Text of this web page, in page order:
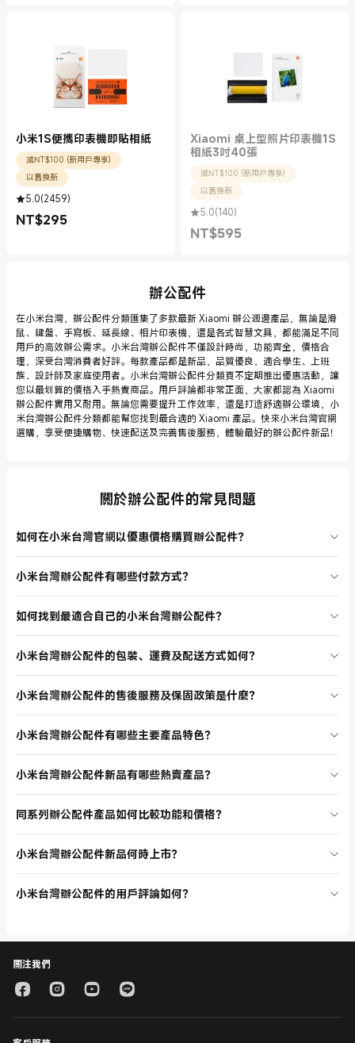
小米1S便攜印表機即貼相紙
減NT$100 (新用戶專享)
以舊換新
5.0(2459)
NT$295
現價 NT$295.00
Xiaomi 桌上型照片印表機1S
相紙3吋40張
減NT$100 (新用戶專享)
以舊換新
5.0(140)
NT$595
現價 NT$595.00
辦公配件
在小米台灣，辦公配件分類匯集了多款最新 Xiaomi 辦公週邊產品，無論是滑
鼠、鍵盤、手寫板、延長線、相片印表機，還是各式智慧文具，都能滿足不同
用戶的高效辦公需求。小米台灣辦公配件不僅設計時尚，功能齊全，價格合
理，深受台灣消費者好評。每款產品都是新品，品質優良，適合學生、上班
族、設計師及家庭使用者。小米台灣辦公配件分類頁不定期推出優惠活動，讓
您以最划算的價格入手熱賣商品。用戶評論都非常正面，大家都認為 Xiaomi
辦公配件實用又耐用。無論您需要提升工作效率，還是打造舒適辦公環境，小
米台灣辦公配件分類都能幫您找到最合適的 Xiaomi 產品。快來小米台灣官網
選購，享受便捷購物、快速配送及完善售後服務，體驗最好的辦公配件新品！
關於辦公配件的常見問題
如何在小米台灣官網以優惠價格購買辦公配件？
或分類頁查看最新促銷資訊。加入會員還能獲得專屬折扣，部分商品有
小米台灣辦公配件有哪些付款方式？
商繳費及 LINE Pay 等多種付款方式。您可依需求選擇最方便的付款方
如何找到最適合自己的小米台灣辦公配件？
需求、預算和功能挑選合適的 Xiaomi 辦公配件。建議參考產品特色、
小米台灣辦公配件的包裝、運費及配送方式如何？
多種配送方式，運費依訂單金額及地區而定，部分商品享有免運優惠。
小米台灣辦公配件的售後服務及保固政策是什麼？
維修中心。產品均有原廠保固，若有問題可申請退換貨或維修。官網提
小米台灣辦公配件有哪些主要產品特色？
鼠、手寫板、相片印表機等，支援高速傳輸、長效電池、人體工學設
小米台灣辦公配件新品有哪些熱賣產品？
板、Xiaomi 便攜相片印表機等，這些產品在用戶間評價極高，功能實
同系列辦公配件產品如何比較功能和價格？
長效電池，後者則支援藍牙及 2.4G 雙模連接，適合多設備切換。價格上
小米台灣辦公配件新品何時上市？
間看到最新辦公配件產品。新品上市時常有優惠活動，建議關注官網公
小米台灣辦公配件的用戶評論如何？
關注我們